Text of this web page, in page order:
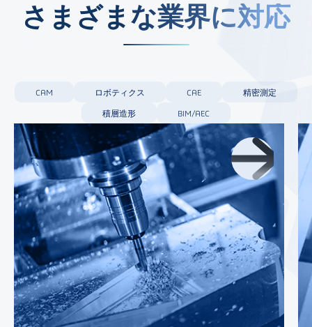
さまざまな業界に対応
CAM ロボティクス CAE 精密測定
積層造形 BIM/AEC